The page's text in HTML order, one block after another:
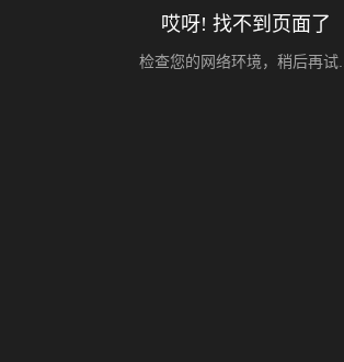
哎呀! 找不到页面了
检查您的网络环境，稍后再试...